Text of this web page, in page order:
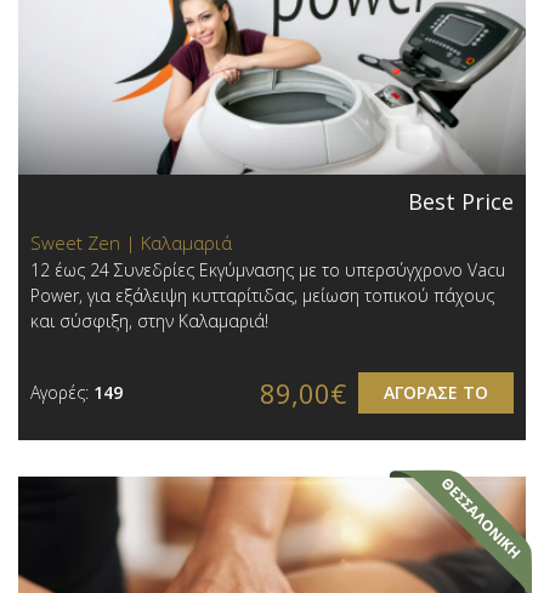
Best Price
Sweet Zen | Καλαμαριά
12 έως 24 Συνεδρίες Εκγύμνασης με το υπερσύγχρονο Vacu
Power, για εξάλειψη κυτταρίτιδας, μείωση τοπικού πάχους
και σύσφιξη, στην Καλαμαριά!
Αγορές: 149 ΑΓΟΡΑΣΕ ΤΟ
89,00€